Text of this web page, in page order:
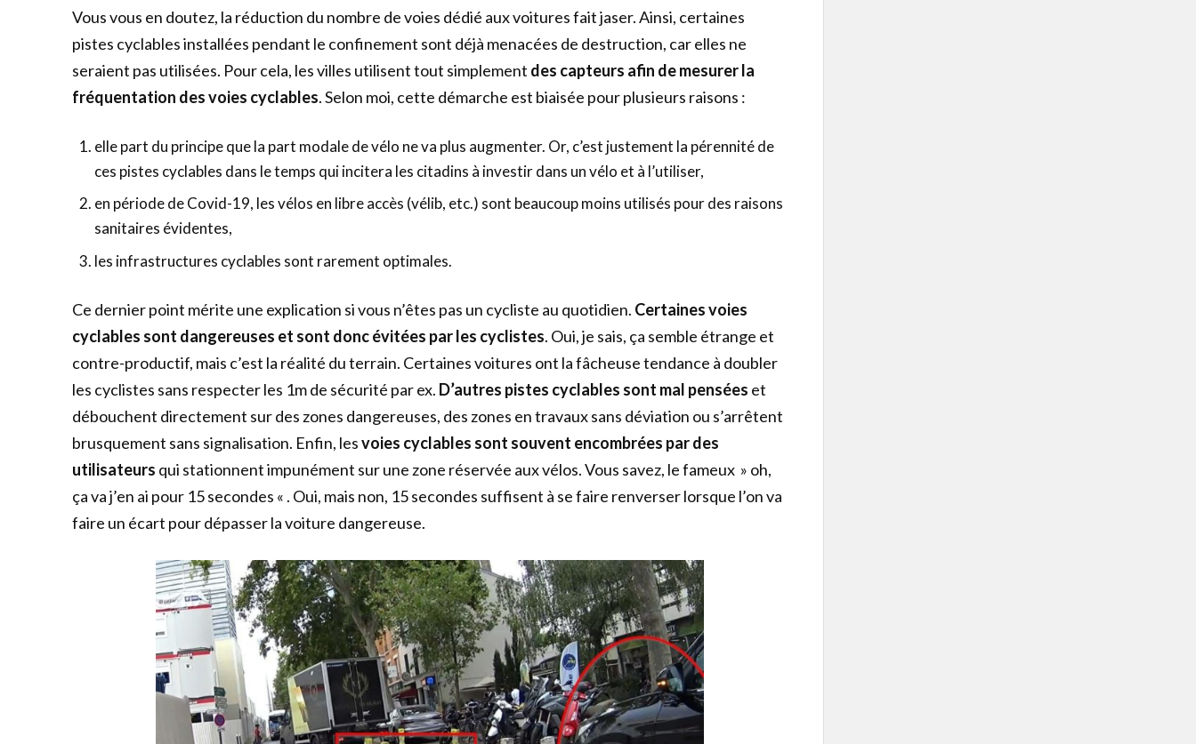
Vous vous en doutez, la réduction du nombre de voies dédié aux voitures fait jaser. Ainsi, certaines
pistes cyclables installées pendant le confinement sont déjà menacées de destruction, car elles ne
seraient pas utilisées. Pour cela, les villes utilisent tout simplement des capteurs afin de mesurer la
fréquentation des voies cyclables. Selon moi, cette démarche est biaisée pour plusieurs raisons :
elle part du principe que la part modale de vélo ne va plus augmenter. Or, c’est justement la pérennité de
ces pistes cyclables dans le temps qui incitera les citadins à investir dans un vélo et à l’utiliser,
en période de Covid-19, les vélos en libre accès (vélib, etc.) sont beaucoup moins utilisés pour des raisons
sanitaires évidentes,
les infrastructures cyclables sont rarement optimales.
Ce dernier point mérite une explication si vous n’êtes pas un cycliste au quotidien. Certaines voies
cyclables sont dangereuses et sont donc évitées par les cyclistes. Oui, je sais, ça semble étrange et
contre-productif, mais c’est la réalité du terrain. Certaines voitures ont la fâcheuse tendance à doubler
les cyclistes sans respecter les 1m de sécurité par ex. D’autres pistes cyclables sont mal pensées et
débouchent directement sur des zones dangereuses, des zones en travaux sans déviation ou s’arrêtent
brusquement sans signalisation. Enfin, lesvoies cyclables sont souvent encombrées par des
utilisateurs qui stationnent impunément sur une zone réservée aux vélos. Vous savez, le fameux » oh,
ça va j’en ai pour 15 secondes « . Oui, mais non, 15 secondes suffisent à se faire renverser lorsque l’on va
faire un écart pour dépasser la voiture dangereuse.